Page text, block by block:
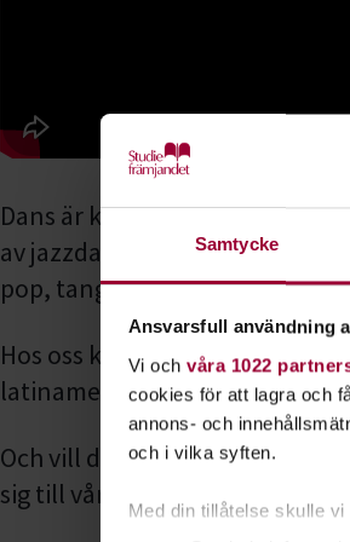
Samtycke
Ansvarsfull användning
Vi och våra 1022
cookies för att lagra och
annons- och
och i vilka syften.
Med din tillåtelse skulle vi
Dans är kreativt, lustfyllt, och
av jazzdans, streetdance eller
pop, tango och vals?
Hos oss kan du också
latinamerikansk dans eller
Och vill du eller din dansgrupp
sig till vår stora dansturné -